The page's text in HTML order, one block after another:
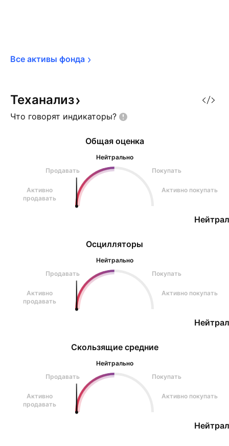
Все активы фонда
Теханализ
Что говорят индикаторы?
Осцилляторы
Нейтрально
Продавать
Покупать
Активно
продавать
Активно покупать
Общая оценка
Нейтрально
Продавать
Покупать
Активно
продавать
Активно покупать
Скользящие средние
Нейтрально
Продавать
Покупать
Активно
продавать
Активно покупать